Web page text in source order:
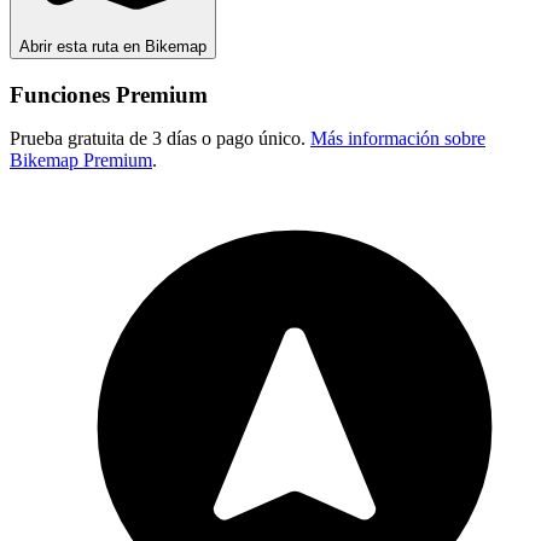
Abrir esta ruta en Bikemap
Funciones Premium
Prueba gratuita de 3 días o pago único. Más información sobre
Bikemap Premium.